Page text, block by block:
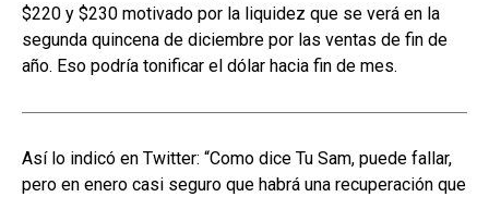
$220 y $230 motivado por la liquidez que se verá en la
segunda quincena de diciembre por las ventas de fin de
año. Eso podría tonificar el dólar hacia fin de mes.
Así lo indicó en Twitter: “Como dice Tu Sam, puede fallar,
pero en enero casi seguro que habrá una recuperación que